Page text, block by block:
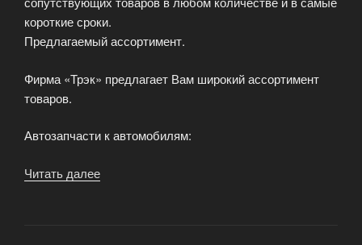
короткие сроки.
Предлагаемый ассортимент.
Фирма «Трэк» предлагает Вам широкий ассортимент
товаров.
Автозапчасти к автомобилям:
Читать далее